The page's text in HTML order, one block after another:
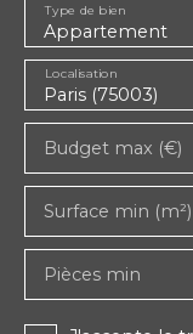
Appartement
Type de bien
Paris (75003)
Localisation
Budget max (€)
Surface min (m²)
Pièces min